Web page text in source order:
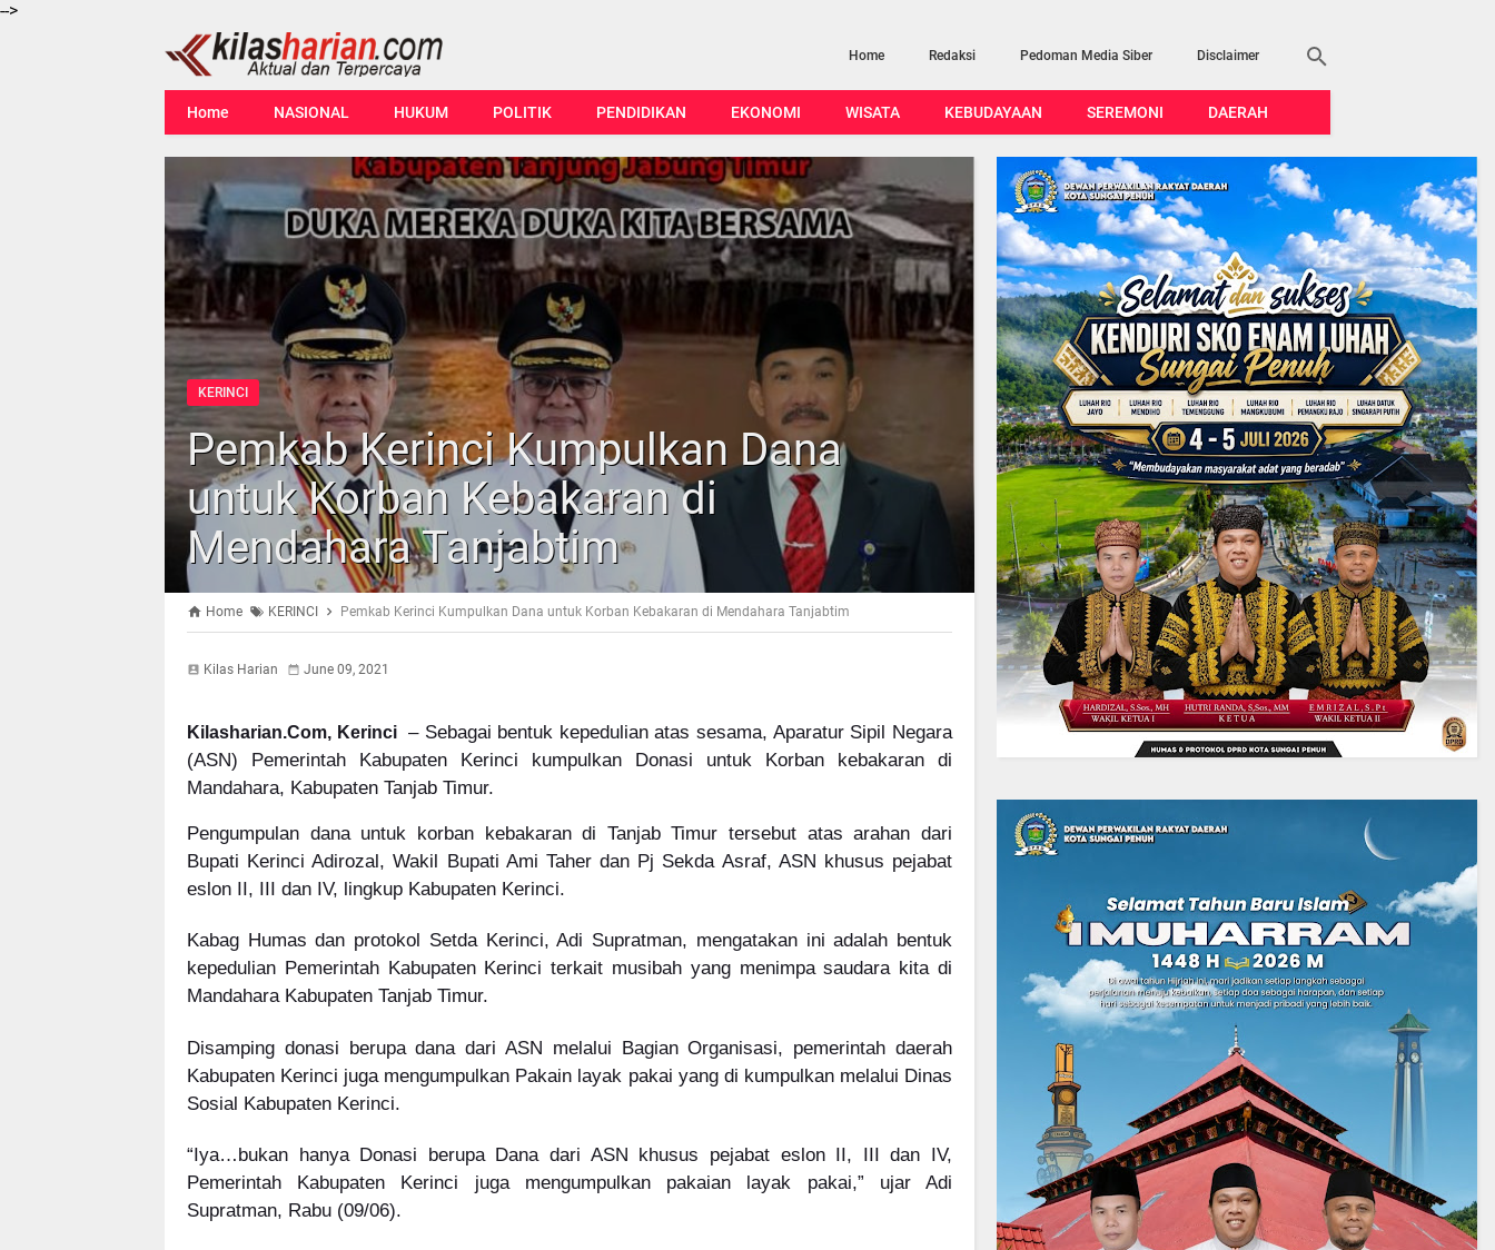
-->
Home Redaksi Pedoman Media Siber Disclaimer
Home NASIONAL HUKUM POLITIK PENDIDIKAN EKONOMI WISATA KEBUDAYAAN SEREMONI DAERAH
KERINCI
Pemkab Kerinci Kumpulkan Dana
untuk Korban Kebakaran di
Mendahara Tanjabtim
Home KERINCI Pemkab Kerinci Kumpulkan Dana untuk Korban Kebakaran di Mendahara Tanjabtim
Kilas Harian June 09, 2021
Kilasharian.Com, Kerinci – Sebagai bentuk kepedulian atas sesama, Aparatur Sipil Negara
(ASN) Pemerintah Kabupaten Kerinci kumpulkan Donasi untuk Korban kebakaran di
Mandahara, Kabupaten Tanjab Timur.
Pengumpulan dana untuk korban kebakaran di Tanjab Timur tersebut atas arahan dari
Bupati Kerinci Adirozal, Wakil Bupati Ami Taher dan Pj Sekda Asraf, ASN khusus pejabat
eslon II, III dan IV, lingkup Kabupaten Kerinci.
Kabag Humas dan protokol Setda Kerinci, Adi Supratman, mengatakan ini adalah bentuk
kepedulian Pemerintah Kabupaten Kerinci terkait musibah yang menimpa saudara kita di
Mandahara Kabupaten Tanjab Timur.
Disamping donasi berupa dana dari ASN melalui Bagian Organisasi, pemerintah daerah
Kabupaten Kerinci juga mengumpulkan Pakain layak pakai yang di kumpulkan melalui Dinas
Sosial Kabupaten Kerinci.
“Iya…bukan hanya Donasi berupa Dana dari ASN khusus pejabat eslon II, III dan IV,
Pemerintah Kabupaten Kerinci juga mengumpulkan pakaian layak pakai,” ujar Adi
Supratman, Rabu (09/06).